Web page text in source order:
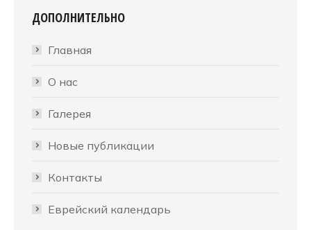
ДОПОЛНИТЕЛЬНО
Главная
О нас
Галерея
Новые публикации
Контакты
Еврейский календарь